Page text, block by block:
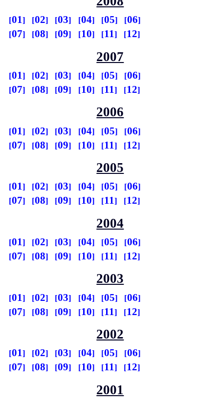
01 02 03 04 05
06
07
08 09 10 11 12
2007
01 02 03 04 05
06
07
08 09 10 11 12
2006
01 02 03 04 05
06
07
08 09 10 11 12
2005
01 02 03 04 05
06
07
08 09 10 11 12
2004
01 02 03 04 05
06
07
08 09 10 11 12
2003
01 02 03 04 05
06
07
08 09 10 11 12
2002
01 02 03 04 05
06
07
08 09 10 11 12
2001